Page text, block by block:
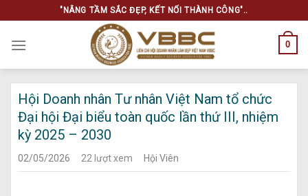
to
content
"NÂNG TẦM SẮC ĐẸP, KẾT NỐI THÀNH CÔNG"..
0
Hội Doanh nhân Tư nhân Việt Nam tổ chức
Đại hội Đại biểu toàn quốc lần thứ III, nhiệm
kỳ 2025 – 2030
02/05/2026 22 lượt xem Hội Viên